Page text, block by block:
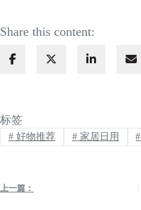
Share this content:
标签
#好物推荐 #家居日用 #
上一篇：